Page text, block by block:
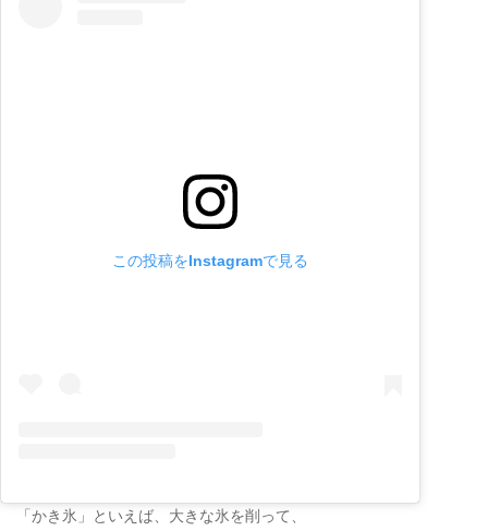
この投稿をInstagramで見る
「かき氷」といえば、大きな氷を削って、